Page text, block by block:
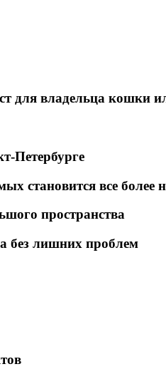
для владельца кошки
Петербурге
становится все более
пространства
без лишних проблем